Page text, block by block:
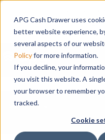
APG Cash Drawer uses
better website experience,
several aspects of our
Policyfor more information.
If you decline, your
you visit this website. A
your browser to remember
tracked.
Cookie
PT-BR